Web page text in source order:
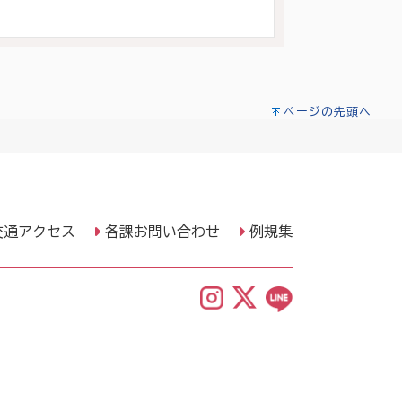
ページの先頭へ
通アクセス 各課お問い合わせ 例規集